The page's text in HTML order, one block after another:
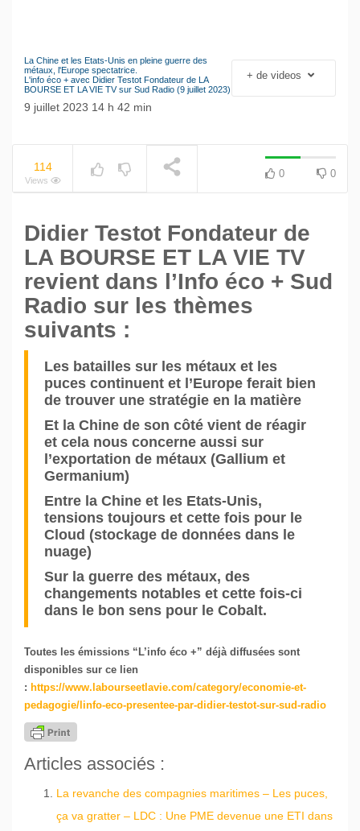
NOW PLAYING
Le séisme industriel
Volkswagen
La Chine et les Etats-Unis en pleine guerre des
métaux, l'Europe spectatrice.
L'info éco + avec Didier Testot Fondateur de LA
BOURSE ET LA VIE TV sur Sud Radio (9 juillet 2023)
9 juillet 2023 14 h 42 min
+ de videos
114
Views
0 0
Didier Testot Fondateur de
LA BOURSE ET LA VIE TV
revient dans l’Info éco + Sud
Radio sur les thèmes
suivants :
Les batailles sur les métaux et les
puces continuent et l’Europe ferait bien
de trouver une stratégie en la matière
Et la Chine de son côté vient de réagir
et cela nous concerne aussi sur
l’exportation de métaux (Gallium et
Germanium)
Entre la Chine et les Etats-Unis,
tensions toujours et cette fois pour le
Cloud (stockage de données dans le
nuage)
Sur la guerre des métaux, des
changements notables et cette fois-ci
dans le bon sens pour le Cobalt.
Toutes les émissions “L’info éco +” déjà diffusées sont
disponibles sur ce lien
: https://www.labourseetlavie.com/category/economie-et-
pedagogie/linfo-eco-presentee-par-didier-testot-sur-sud-radio
Articles associés :
La revanche des compagnies maritimes – Les puces,
ça va gratter – LDC : Une PME devenue une ETI dans